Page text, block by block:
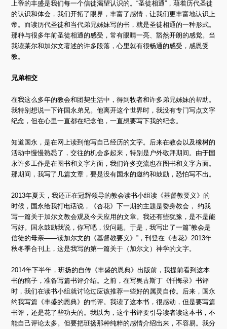
上帝的丰盛是我们每一个信徒渴望认识的。“圣徒相通”，藉着历代圣徒
的认识和体会，我们开拓了眼界，丰富了感情，让我们更丰富地认识上
帝。而读历代圣徒和当代弟兄姊妹写的书，就是圣徒相通的一种形式。
那种与很多年前圣徒相通的感受，常有眼睛一亮、豁然开朗的感觉。当
我读莱尔和加尔文著述的许多段落，心里就有很畅通的感受，感恩受
教。
兄弟相交
在我这么多年的教会和团契生活中，得到牧者和许多弟兄姊妹的帮助。
我特别想说一下许国永弟兄。他离开这个世界时，我没有专门写点文字
纪念，但在心里一直都在纪念他，一直想要写下我的纪念。
知道国永，是在网上读到他写自己经历的文字。后来在教会以及橡树的
活动中慢慢熟悉了，交往的机会多起来，特别是户外敬拜期间。由于国
永许多工作是在图书和文字方面，我们许多交流也在图书和文字方面。
那期间，我写了几篇文章，要是没有国永的邀约和鼓励，恐怕写不出。
2013年夏天，我还正在冠辉领导的教会读书小组读《基督教要义》的
时候，国永给我打电话说，《杏花》下一期的主题是委身教会， 约我
写一篇关于加尔文教会观及今天应用的文章。我还有些犹豫，是不是能
写好。国永鼓励我说，你写吧，没问题。于是，我写出了一篇“教会是
信徒的母亲——读加尔文的《基督教要义》”，刊登在《杏花》2013年
秋冬季合刊上，这是我写的第一篇关于（加尔文）神学的文字。
2014年下半年，班扬的自传《丰盛的恩典》出版前，我提前看到这本
书的稿子，准备写篇书评介绍。之前，在写奥古斯丁《忏悔录》书评
时，我们在读书小组就讨论过应该推荐一些好的属灵自传。后来，国永
约我写篇《丰盛的恩典》的书评。我读了这本书，很感动，但是要写篇
书评，还是花了些功夫的。我以为，这个书评要引导读者读这本书，不
能自己评论太多。但要把班扬那种纯粹的感情介绍出来，不容易。我分